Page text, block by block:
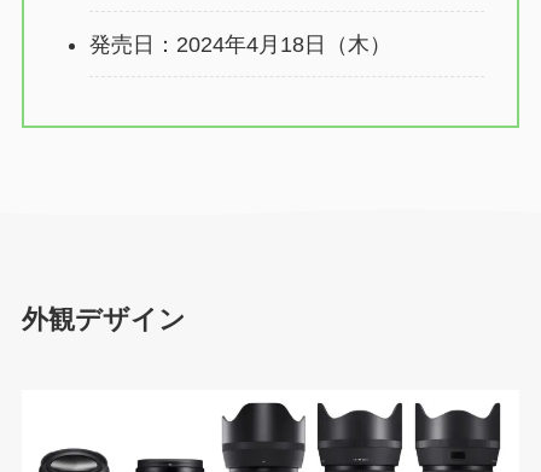
発売日：2024年4月18日（木）
外観デザイン